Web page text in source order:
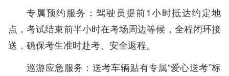
专属预约服务：驾驶员提前1小时抵达约定地
点，考试结束前半小时在考场周边等候，全程闭环接
送，确保考生准时赴考、安全返程。
巡游应急服务：送考车辆贴有专属“爱心送考”标